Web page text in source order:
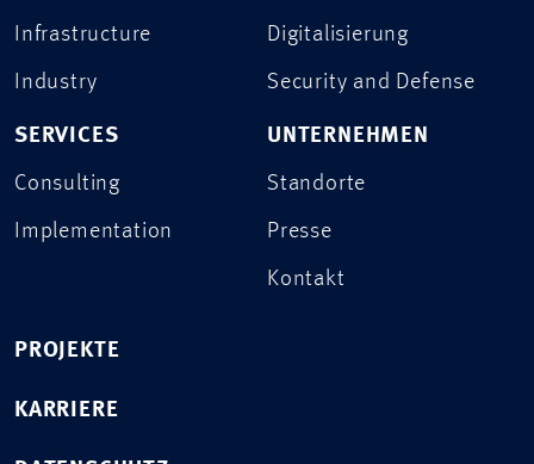
Infrastructure
Industry
SERVICES
Consulting
Implementation
Digitalisierung
Security and Defense
UNTERNEHMEN
Standorte
Presse
Kontakt
PROJEKTE
KARRIERE